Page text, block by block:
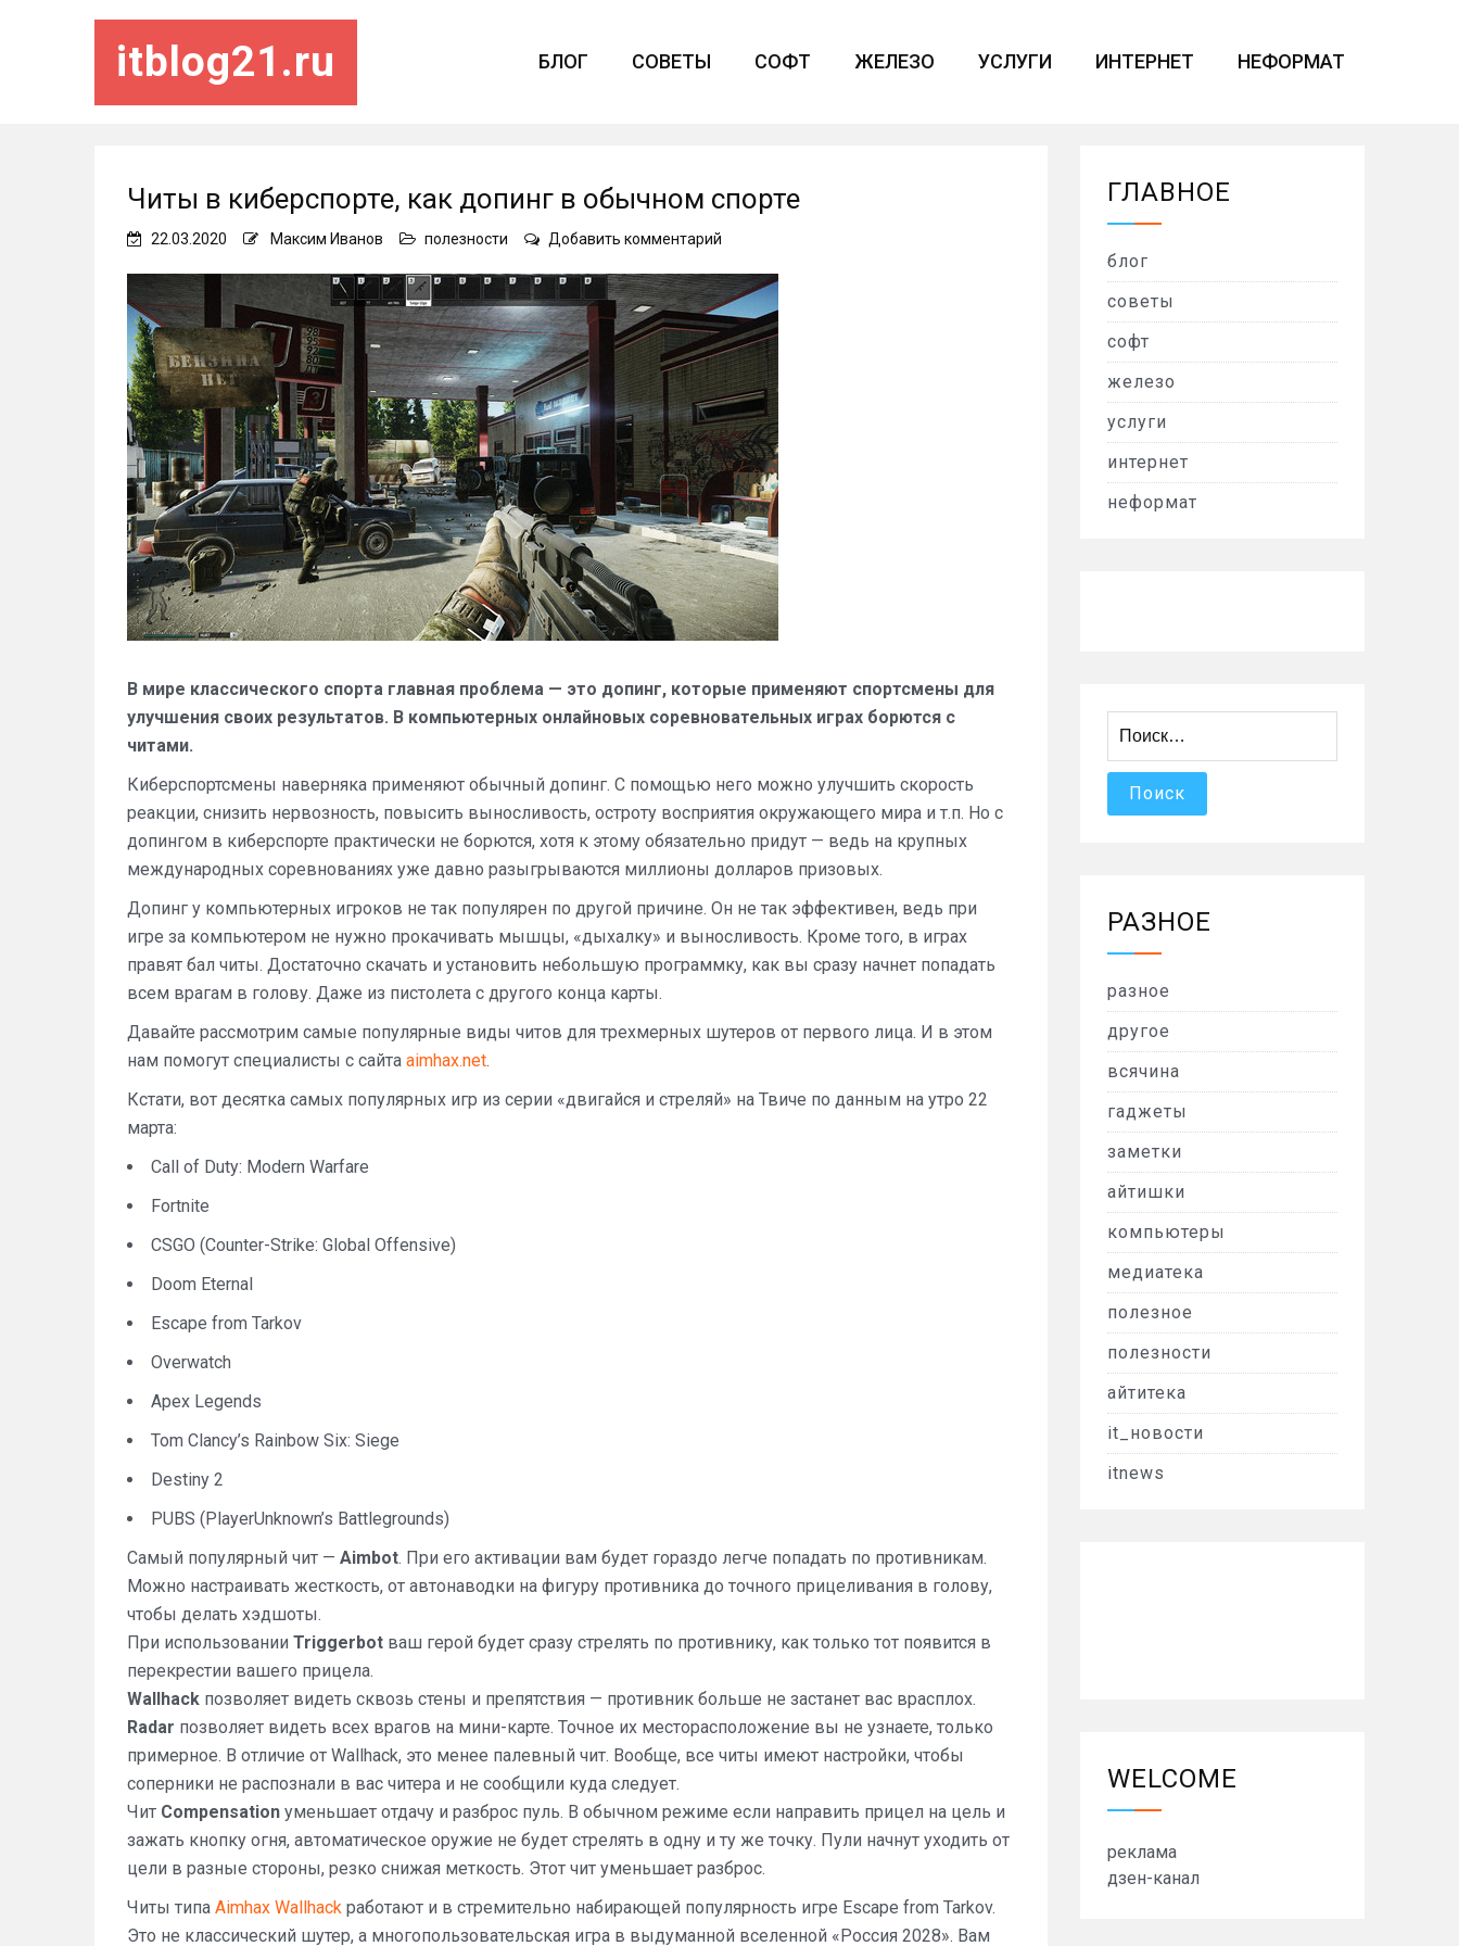
itblog21.ru БЛОГ СОВЕТЫ СОФТ ЖЕЛЕЗО УСЛУГИ ИНТЕРНЕТ НЕФОРМАТ
Читы в киберспорте, как допинг в обычном спорте
22.03.2020 Максим Иванов полезности Добавить комментарий
в
киберспорте,
как
допинг
обычном
спорте
В мире классического спорта главная проблема — это допинг, которые применяют спортсмены для
улучшения своих результатов. В компьютерных онлайновых соревновательных играх борются с
читами.
Киберспортсмены наверняка применяют обычный допинг. С помощью него можно улучшить скорость
реакции, снизить нервозность, повысить выносливость, остроту восприятия окружающего мира и т.п. Но с
допингом в киберспорте практически не борются, хотя к этому обязательно придут — ведь на крупных
международных соревнованиях уже давно разыгрываются миллионы долларов призовых.
Допинг у компьютерных игроков не так популярен по другой причине. Он не так эффективен, ведь при
игре за компьютером не нужно прокачивать мышцы, «дыхалку» и выносливость. Кроме того, в играх
правят бал читы. Достаточно скачать и установить небольшую программку, как вы сразу начнет попадать
всем врагам в голову. Даже из пистолета с другого конца карты.
Давайте рассмотрим самые популярные виды читов для трехмерных шутеров от первого лица. И в этом
нам помогут специалисты с сайта aimhax.net.
Кстати, вот десятка самых популярных игр из серии «двигайся и стреляй» на Твиче по данным на утро 22
марта:
Call of Duty: Modern Warfare
Fortnite
CSGO (Counter-Strike: Global Offensive)
Doom Eternal
Escape from Tarkov
Overwatch
Apex Legends
Tom Clancy’s Rainbow Six: Siege
Destiny 2
PUBS (PlayerUnknown’s Battlegrounds)
Самый популярный чит — Aimbot. При его активации вам будет гораздо легче попадать по противникам.
Можно настраивать жесткость, от автонаводки на фигуру противника до точного прицеливания в голову,
чтобы делать хэдшоты.
При использовании Triggerbot ваш герой будет сразу стрелять по противнику, как только тот появится в
перекрестии вашего прицела.
Wallhack позволяет видеть сквозь стены и препятствия — противник больше не застанет вас врасплох.
Radar позволяет видеть всех врагов на мини-карте. Точное их месторасположение вы не узнаете, только
примерное. В отличие от Wallhack, это менее палевный чит. Вообще, все читы имеют настройки, чтобы
соперники не распознали в вас читера и не сообщили куда следует.
Чит Compensation уменьшает отдачу и разброс пуль. В обычном режиме если направить прицел на цель и
зажать кнопку огня, автоматическое оружие не будет стрелять в одну и ту же точку. Пули начнут уходить от
цели в разные стороны, резко снижая меткость. Этот чит уменьшает разброс.
Читы типа Aimhax Wallhack работают и в стремительно набирающей популярность игре Escape from Tarkov.
Это не классический шутер, а многопользовательская игра в выдуманной вселенной «Россия 2028». Вам
ГЛАВНОЕ
блог
советы
софт
железо
услуги
интернет
неформат
РАЗНОЕ
разное
другое
всячина
гаджеты
заметки
айтишки
компьютеры
медиатека
полезное
полезности
айтитека
it_новости
itnews
WELCOME
реклама
дзен-канал